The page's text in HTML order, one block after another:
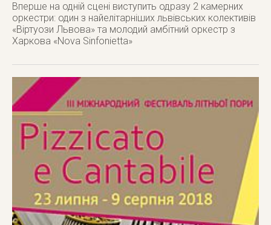
Вперше на одній сцені виступить одразу 2 камерних
оркестри: один з найелітарніших львівських колективів
«Віртуози Львова» та молодий амбітний оркестр з
Харкова «Nova Sinfonietta»